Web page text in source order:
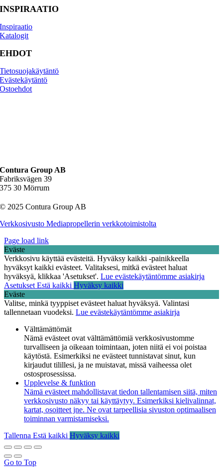
INSPIRAATIO
Inspiraatio
Katalogit
EHDOT
Tietosuojakäytäntö
Evästekäytäntö
Osto­ehdot
Contura Group AB
Fabriksvägen 39
375 30 Mörrum
© 2025 Contura Group AB
Verkkosivusto Mediapropellerin verkkotoimistolta
Page load link
Eväste
Verkkosivu käyttää evästeitä. Hyväksy kaikki -painikkeella
hyväksyt kaikki evästeet. Valitaksesi, mitkä evästeet haluat
hyväksyä, klikkaa 'Asetukset'. Lue evästekäytäntömme asiakirja
Asetukset Estä kaikki Hyväksy kaikki
Eväste
Valitse, minkä tyyppiset evästeet haluat hyväksyä. Valintasi
tallennetaan vuodeksi. Lue evästekäytäntömme asiakirja
Välttämättömät
Nämä evästeet ovat välttämättömiä verkkosivustomme
turvalliseen ja oikeaan toimintaan, joten niitä ei voi poistaa
käytöstä. Esimerkiksi ne evästeet tunnistavat sinut, kun
kirjaudut tilillesi, ja ne muistavat, missä vaiheessa olet
ostosprosessissa.
Upplevelse & funktion
Nämä evästeet mahdollistavat tiedon tallentamisen siitä, miten
verkkosivusto näkyy tai käyttäytyy. Esimerkiksi kielivalinnat,
kartat, osoitteet jne. Ne ovat tarpeellisia sivuston optimaalisen
toiminnan varmistamiseksi.
Tallenna Estä kaikki Hyväksy kaikki
Go to Top